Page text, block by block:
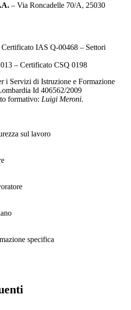
– Via Roncadelle 70/A, 25030
IAS Q-00468 – Settori
– Certificato CSQ 0198
i Servizi di Istruzione e Formazione
Id 406562/2009
formativo: Luigi Meroni.
sul lavoro
specifica